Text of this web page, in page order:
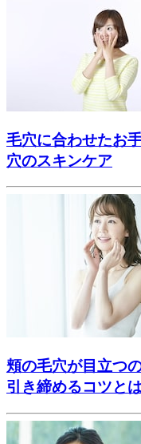
毛穴に合わせたお
穴のスキンケア
頬の毛穴が目立つ
引き締めるコツとは